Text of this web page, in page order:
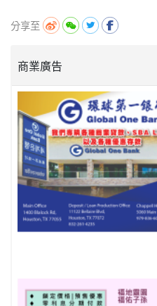
分享至
商業廣告